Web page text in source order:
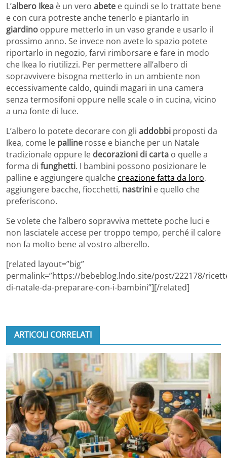
L’albero Ikea è un vero abete e quindi se lo trattate bene
e con cura potreste anche tenerlo e piantarlo in
giardino oppure metterlo in un vaso grande e usarlo il
prossimo anno. Se invece non avete lo spazio potete
riportarlo in negozio, farvi rimborsare e fare in modo
che Ikea lo riutilizzi. Per permettere all’albero di
sopravvivere bisogna metterlo in un ambiente non
eccessivamente caldo, quindi magari in una camera
senza termosifoni oppure nelle scale o in cucina, vicino
a una fonte di luce.
L’albero lo potete decorare con gli addobbi proposti da
Ikea, come le palline rosse e bianche per un Natale
tradizionale oppure le decorazioni di carta o quelle a
forma di funghetti. I bambini possono posizionare le
palline e aggiungere qualche creazione fatta da loro,
aggiungere bacche, fiocchetti, nastrini e quello che
preferiscono.
Se volete che l’albero sopravviva mettete poche luci e
non lasciatele accese per troppo tempo, perché il calore
non fa molto bene al vostro alberello.
[related layout=”big”
permalink=”https://bebeblog.lndo.site/post/222178/
di-natale-da-preparare-con-i-bambini”][/related]
ARTICOLI CORRELATI